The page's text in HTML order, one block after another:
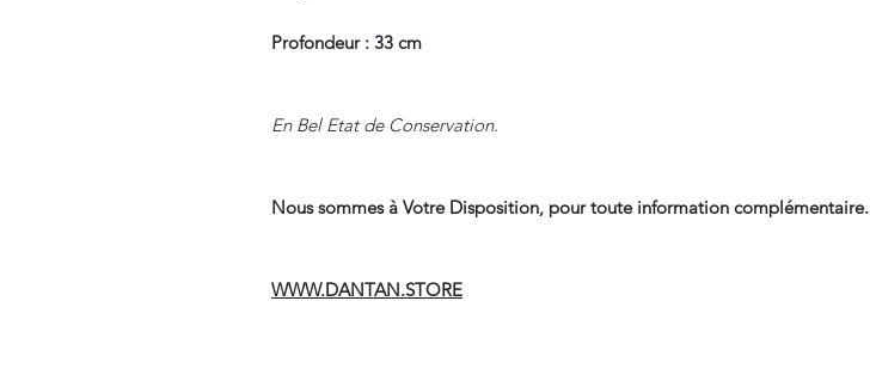
Profondeur : 33 cm
En Bel Etat de Conservation.
Nous sommes à Votre Disposition, pour toute information complémentaire.
WWW.DANTAN.STORE